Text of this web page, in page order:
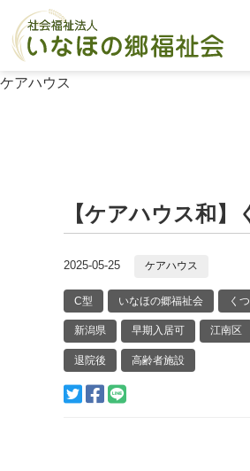
ケアハウス
【ケアハウス和
2025-05-25 ケアハウス
C型 いなほの郷福祉会 く
新潟県 早期入居可 江南区
退院後 高齢者施設